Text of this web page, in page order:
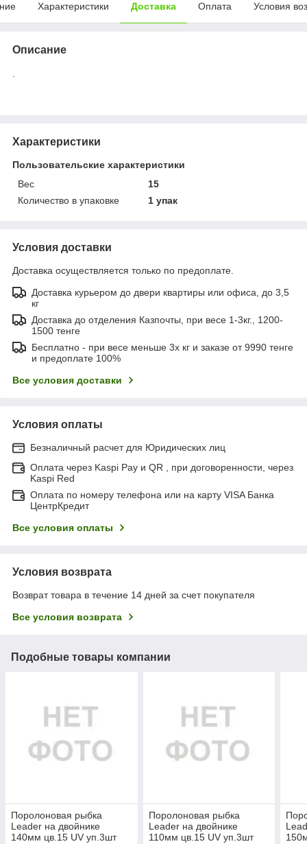
Характеристики Доставка Оплата Условия
Описание
Характеристики
Пользовательские характеристики
Вес
15
Количество в упаковке
1 упак
Условия доставки
Доставка осуществляется только по предоплате.
Доставка курьером до двери квартиры или офиса, до 3,5
кг
Доставка до отделения Казпочты, при весе 1-3кг., 1200-
1500 тенге
Бесплатно - при весе меньше 3х кг и заказе от 9990 тенге
и предоплате 100%
Все условия доставки
Условия оплаты
Безналичный расчет для Юридических лиц
Оплата через Kaspi Pay и QR , при договоренности, через
Kaspi Red
Оплата по номеру телефона или на карту VISA Банка
ЦентрКредит
Все условия оплаты
Условия возврата
Возврат товара в течение 14 дней за счет покупателя
Все условия возврата
Подобные товары компании
Поролоновая рыбка
Leader на двойнике
140мм цв.15 UV уп.3шт
Поролоновая рыбка
Leader на двойнике
110мм цв.15 UV уп.3шт